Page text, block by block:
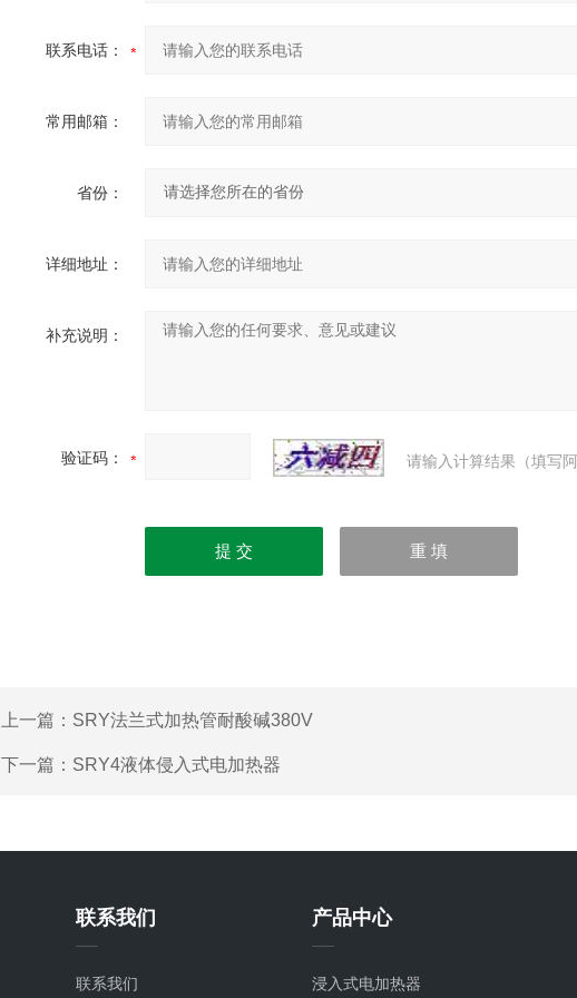
联系电话：
常用邮箱：
省份：
详细地址：
补充说明：
验证码： 请输入计算结果（填写
上一篇： SRY法兰式加热管耐酸碱380V
下一篇： SRY4液体侵入式电加热器
联系我们
联系我们
产品中心
浸入式电加热器